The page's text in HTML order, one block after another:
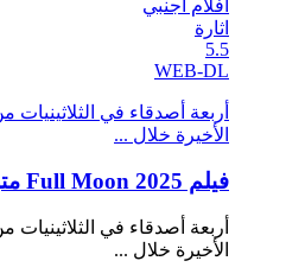
افلام اجنبي
اثارة
5.5
WEB-DL
أربعة أصدقاء في
الأخيرة خلال ...
فيلم Full Moon 2025 مترجم HD
أربعة أصدقاء في
الأخيرة خلال ...